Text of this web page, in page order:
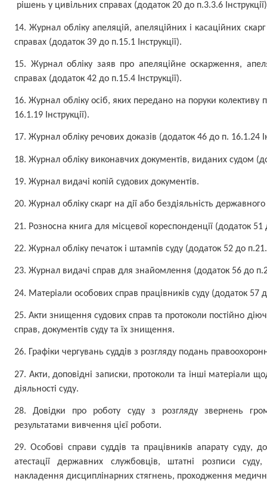
рішень у цивільних справах (додаток 20 до п.3.3.6
14. Журнал обліку апеляцій, апеляційних і касаційних
справах (додаток 39 до п.15.1 Інструкції).
15. Журнал обліку заяв про апеляційне оскарження,
справах (додаток 42 до п.15.4 Інструкції).
16. Журнал обліку осіб, яких передано на поруки колективу
16.1.19 Інструкції).
17. Журнал обліку речових доказів (додаток 46 до п. 16.1.24
18. Журнал обліку виконавчих документів, виданих судом
19. Журнал видачі копій судових документів.
20. Журнал обліку скарг на дії або бездіяльність
21. Розносна книга для місцевої кореспонденції (додаток 51
22. Журнал обліку печаток і штампів суду (додаток 52 до
23. Журнал видачі справ для знайомлення (додаток 56 до
24. Матеріали особових справ працівників суду (додаток 57
25. Акти знищення судових справ та протоколи постійно
справ, документів суду та їх знищення.
26. Графіки чергувань суддів з розгляду подань
27. Акти, доповідні записки, протоколи та інші матеріали
діяльності суду.
28. Довідки про роботу суду з розгляду звернень
результатами вивчення цієї роботи.
29.Особові справи суддів та працівників апарату суду,
атестації державних службовців, штатні розписи
накладення дисциплінарних стягнень, проходження